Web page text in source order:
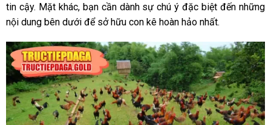
tin cậy. Mặt khác, bạn cần dành sự chú ý đặc biệt đến những
nội dung bên dưới để sở hữu con kê hoàn hảo nhất.